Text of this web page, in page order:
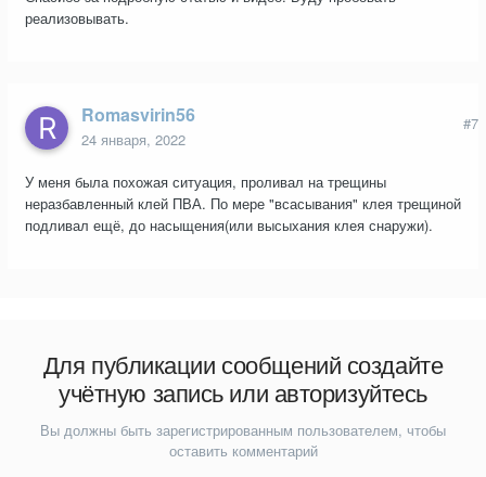
реализовывать.
Romasvirin56
24 января, 2022
#7
У меня была похожая ситуация, проливал на трещины
неразбавленный клей ПВА. По мере "всасывания" клея трещиной
подливал ещё, до насыщения(или высыхания клея снаружи).
Для публикации сообщений создайте
учётную запись или авторизуйтесь
Вы должны быть зарегистрированным пользователем, чтобы
оставить комментарий